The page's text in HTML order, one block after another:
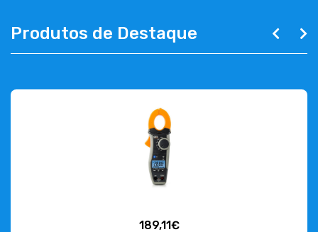
Produtos de Destaque
189,11€